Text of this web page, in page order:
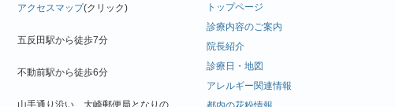
アクセスマップ(クリック)
五反田駅から徒歩7分
不動前駅から徒歩6分
山手通り沿い、大崎郵便局となりの
トップページ
診療内容のご案内
院長紹介
診療日・地図
アレルギー関連情報